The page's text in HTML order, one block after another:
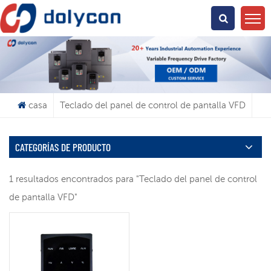
¿Qué Buscas?
casa Teclado del panel de control de pantalla VFD
CATEGORÍAS DE PRODUCTO
1 resultados encontrados para "Teclado del panel de control
de pantalla VFD"